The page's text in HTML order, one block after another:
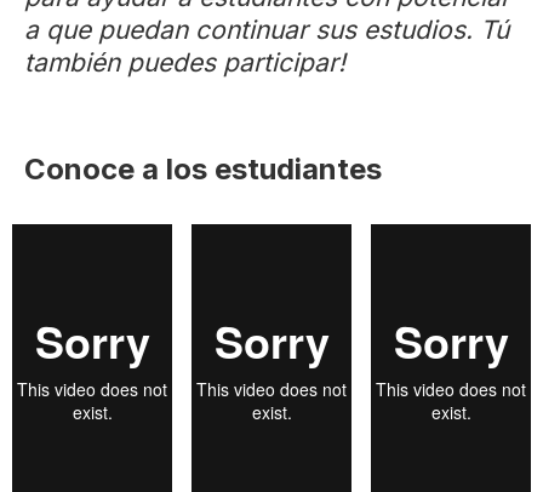
a que puedan continuar sus estudios. Tú
también puedes participar!
Conoce a los estudiantes